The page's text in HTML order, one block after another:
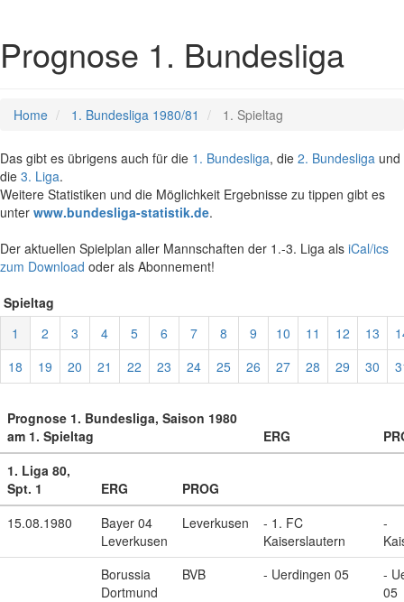
Prognose 1. Bundesliga
Home 1. Bundesliga 1980/81 1. Spieltag
Das gibt es übrigens auch für die 1. Bundesliga, die 2. Bundesliga und
die 3. Liga.
Weitere Statistiken und die Möglichkeit Ergebnisse zu tippen gibt es
unter www.bundesliga-statistik.de.
Der aktuellen Spielplan aller Mannschaften der 1.-3. Liga als iCal/ics
zum Download oder als Abonnement!
Spieltag
1
2 3 4 5 6 7 8 9 10 11 12 13
18
19 20 21 22 23 24 25 26 27 28 29 30
Prognose 1. Bundesliga, Saison 1980
am 1. Spieltag
ERG
1. Liga 80,
Spt. 1
ERG
PROG
15.08.1980
Bayer 04
Leverkusen
Leverkusen
- 1. FC
Kaiserslautern
-
Borussia
Dortmund
BVB - Uerdingen 05
-
05